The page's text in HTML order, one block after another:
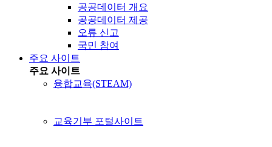
공공데이터 개요
공공데이터 제공
오류 신고
국민 참여
주요 사이트
주요 사이트
융합교육(STEAM)
교육기부 포털사이트